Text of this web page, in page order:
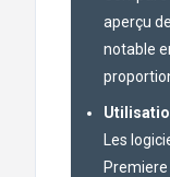
aperçu
notable
Les
Premiere